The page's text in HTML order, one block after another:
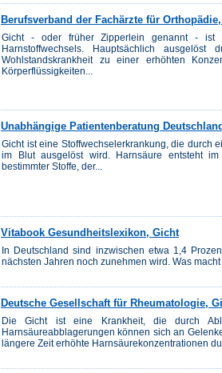
Berufsverband der Fachärzte für
Gicht - oder früher Zipperlein genannt - ist
Harnstoffwechsels. Hauptsächlich
Wohlstandskrankheit zu einer erhöhten
Körperflüssigkeiten...
Unabhängige Patientenberatung
Gicht ist eine Stoffwechselerkrankung, die durch
im Blut ausgelöst wird. Harnsäure entsteht
bestimmter Stoffe, der...
Vitabook Gesundheitslexikon, Gicht
In Deutschland sind inzwischen etwa 1,4
nächsten Jahren noch zunehmen wird. Was
Deutsche Gesellschaft für Rheumatologie,
Die Gicht ist eine Krankheit, die durch
Harnsäureabblagerungen können sich an
längere Zeit erhöhte Harnsäurekonzentrationen